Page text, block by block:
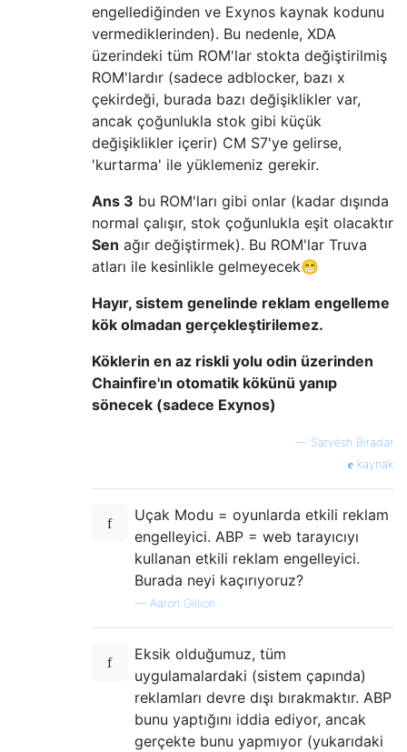
engellediğinden ve Exynos kaynak kodunu
vermediklerinden). Bu nedenle, XDA
üzerindeki tüm ROM'lar stokta değiştirilmiş
ROM'lardır (sadece adblocker, bazı x
çekirdeği, burada bazı değişiklikler var,
ancak çoğunlukla stok gibi küçük
değişiklikler içerir) CM S7'ye gelirse,
'kurtarma' ile yüklemeniz gerekir.
Ans 3 bu ROM'ları gibi onlar (kadar dışında
normal çalışır, stok çoğunlukla eşit olacaktır
Sen ağır değiştirmek). Bu ROM'lar Truva
atları ile kesinlikle gelmeyecek😁
Hayır, sistem genelinde reklam engelleme
kök olmadan gerçekleştirilemez.
Köklerin en az riskli yolu odin üzerinden
Chainfire'ın otomatik kökünü yanıp
sönecek (sadece Exynos)
— Sarvésh Biradar
kaynak
Uçak Modu = oyunlarda etkili reklam
engelleyici. ABP = web tarayıcıyı
kullanan etkili reklam engelleyici.
Burada neyi kaçırıyoruz?
— Aaron Gillion
Eksik olduğumuz, tüm
uygulamalardaki (sistem çapında)
reklamları devre dışı bırakmaktır. ABP
bunu yaptığını iddia ediyor, ancak
gerçekte bunu yapmıyor (yukarıdaki